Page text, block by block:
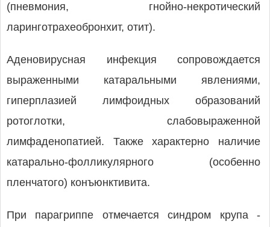
(пневмония, гнойно-некротический
ларинготрахеобронхит, отит).
Аденовирусная инфекция сопровождается
выраженными катаральными явлениями,
гиперплазией лимфоидных образований
ротоглотки, слабовыраженной
лимфаденопатией. Также характерно наличие
катарально-фолликулярного (особенно
пленчатого) конъюнктивита.
При парагриппе отмечается синдром крупа -